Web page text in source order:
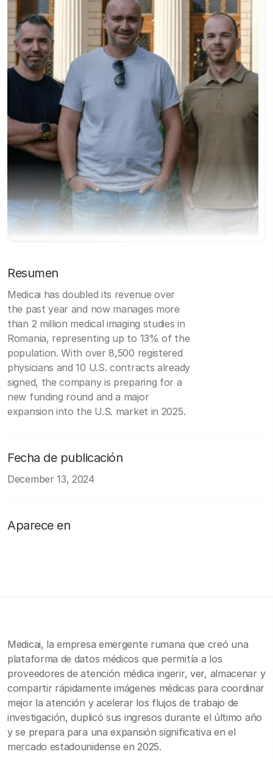
Resumen
Medicai has doubled its revenue over
the past year and now manages more
than 2 million medical imaging studies in
Romania, representing up to 13% of the
population. With over 8,500 registered
physicians and 10 U.S. contracts already
signed, the company is preparing for a
new funding round and a major
expansion into the U.S. market in 2025.
Fecha de publicación
December 13, 2024
Aparece en
Medicai, la empresa emergente rumana que creó una
plataforma de datos médicos que permitía a los
proveedores de atención médica ingerir, ver, almacenar y
compartir rápidamente imágenes médicas para coordinar
mejor la atención y acelerar los flujos de trabajo de
investigación, duplicó sus ingresos durante el último año
y se prepara para una expansión significativa en el
mercado estadounidense en 2025.